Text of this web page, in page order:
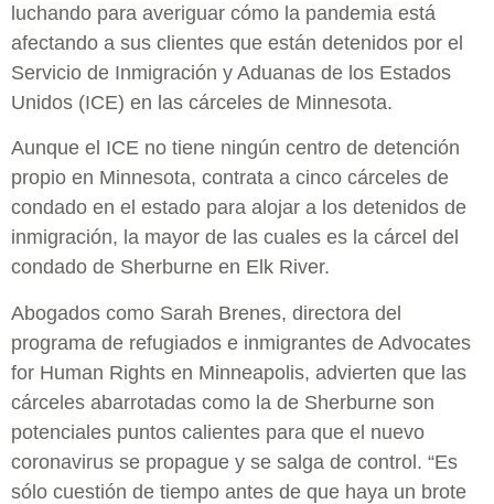
luchando para averiguar cómo la pandemia está
afectando a sus clientes que están detenidos por el
Servicio de Inmigración y Aduanas de los Estados
Unidos (ICE) en las cárceles de Minnesota.
Aunque el ICE no tiene ningún centro de detención
propio en Minnesota, contrata a cinco cárceles de
condado en el estado para alojar a los detenidos de
inmigración, la mayor de las cuales es la cárcel del
condado de Sherburne en Elk River.
Abogados como Sarah Brenes, directora del
programa de refugiados e inmigrantes de Advocates
for Human Rights en Minneapolis, advierten que las
cárceles abarrotadas como la de Sherburne son
potenciales puntos calientes para que el nuevo
coronavirus se propague y se salga de control. “Es
sólo cuestión de tiempo antes de que haya un brote